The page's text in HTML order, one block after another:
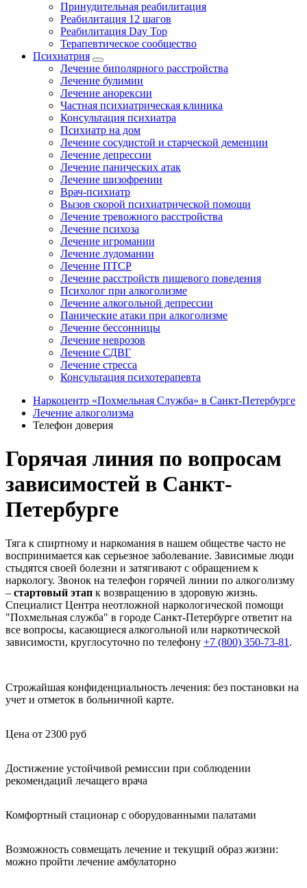
Принудительная реабилитация
Реабилитация 12 шагов
Реабилитация Day Top
Терапевтическое сообщество
Психиатрия
Лечение биполярного расстройства
Лечение булимии
Лечение анорексии
Частная психиатрическая клиника
Консультация психиатра
Психиатр на дом
Лечение сосудистой и старческой деменции
Лечение депрессии
Лечение панических атак
Лечение шизофрении
Врач-психиатр
Вызов скорой психиатрической помощи
Лечение тревожного расстройства
Лечение психоза
Лечение игромании
Лечение лудомании
Лечение ПТСР
Лечение расстройств пищевого поведения
Психолог при алкоголизме
Лечение алкогольной депрессии
Панические атаки при алкоголизме
Лечение бессонницы
Лечение неврозов
Лечение СДВГ
Лечение стресса
Консультация психотерапевта
Наркоцентр «Похмельная Служба» в Санкт-Петербурге
Лечение алкоголизма
Телефон доверия
Горячая линия по вопросам
зависимостей в Санкт-
Петербурге
Тяга к спиртному и наркомания в нашем обществе часто не
воспринимается как серьезное заболевание. Зависимые люди
стыдятся своей болезни и затягивают с обращением к
наркологу. Звонок на телефон горячей линии по алкоголизму
– стартовый этап к возвращению в здоровую жизнь.
Специалист Центра неотложной наркологической помощи
"Похмельная служба" в городе Санкт-Петербурге ответит на
все вопросы, касающиеся алкогольной или наркотической
зависимости, круглосуточно по телефону +7 (800) 350-73-81 .
Строжайшая конфиденциальность лечения: без постановки на
учет и отметок в больничной карте.
Цена от 2300 руб
Достижение устойчивой ремиссии при соблюдении
рекомендаций лечащего врача
Комфортный стационар с оборудованными палатами
Возможность совмещать лечение и текущий образ жизни:
можно пройти лечение амбулаторно